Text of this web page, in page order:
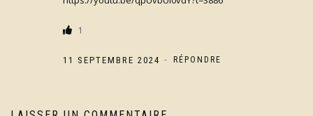
1
11 SEPTEMBRE 2024 - RÉPONDRE